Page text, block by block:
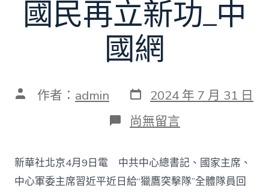
國民再立新功_中
國網
文 作者： admin 發
表
日
期
2024 年 7 月 31 日
在
〈習
平
回
信
尚無留言
新華社北京4月9日電 中共中心總書記、國家主席、
中心軍委主席習近平近日給“獵鷹突擊隊”全體隊員回